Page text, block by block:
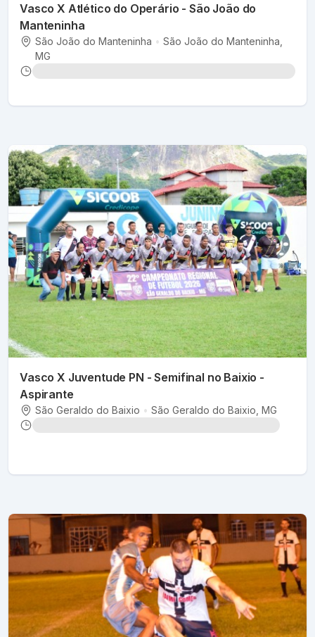
Vasco X Atlético do Operário - São João do
Manteninha
São João do Manteninha • São João do Manteninha
MG
Vasco X Juventude PN - Semifinal no Baixio -
Aspirante
São Geraldo do Baixio • São Geraldo do Baixio , MG